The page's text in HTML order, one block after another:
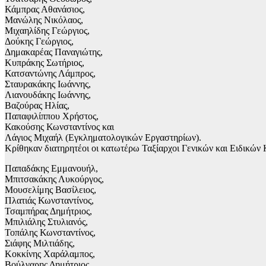
Κάμπρας Αθανάσιος,
Μανώλης Νικόλαος,
Μιχαηλίδης Γεώργιος,
Δούκης Γεώργιος,
Δημακαρέας Παναγιώτης,
Κυπράκης Σωτήριος,
Κατσαντώνης Λάμπρος,
Σταυρακάκης Ιωάννης,
Λιανουδάκης Ιωάννης,
Βαζούρας Ηλίας,
Παπαφιλίππου Χρήστος,
Κακούσης Κωνσταντίνος και
Λάγιος Μιχαήλ (Εγκληματολογικών Εργαστηρίων).
Κρίθηκαν διατηρητέοι οι κατωτέρω Ταξίαρχοι Γενικών και
Παπαδάκης Εμμανουήλ,
Μπιτσακάκης Λυκούργος,
Μουσελίμης Βασίλειος,
Πλατιάς Κωνσταντίνος,
Τσαμπήρας Δημήτριος,
Μπιλιάλης Στυλιανός,
Τοπάλης Κωνσταντίνος,
Σιάφης Μιλτιάδης,
Κοκκίνης Χαράλαμπος,